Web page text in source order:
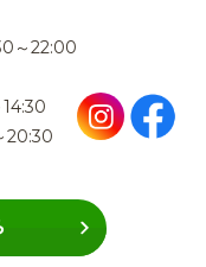
～22:00
20:30